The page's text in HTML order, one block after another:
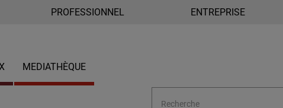
PROFESSIONNEL ENTREPRISE
MEDIATHÈQUE